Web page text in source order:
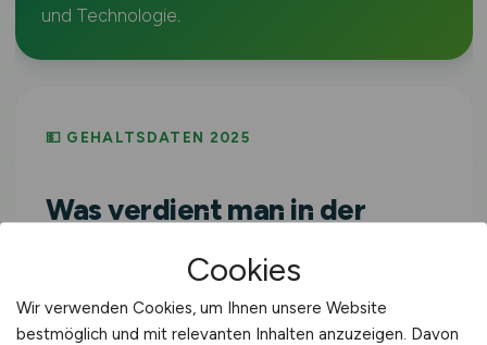
und Technologie.
💵 GEHALTSDATEN 2025
Was verdient man in der
WirtschaftszweigLand- und Forstwirtschaft,
Cookies
Wir verwenden Cookies, um Ihnen unsere Website
bestmöglich und mit relevanten Inhalten anzuzeigen. Davon